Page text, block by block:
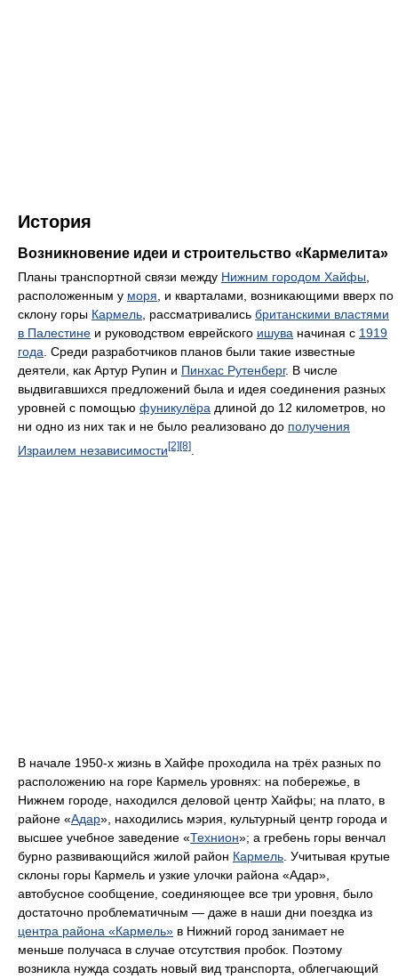
История
Возникновение идеи и строительство «Кармелита»
Планы транспортной связи между Нижним городом Хайфы,
расположенным у моря, и кварталами, возникающими вверх по
склону горы Кармель, рассматривались британскими властями
в Палестине и руководством еврейского ишува начиная с 1919
года. Среди разработчиков планов были такие известные
деятели, как Артур Рупин и Пинхас Рутенберг. В числе
выдвигавшихся предложений была и идея соединения разных
уровней с помощью фуникулёра длиной до 12 километров, но
ни одно из них так и не было реализовано до получения
Израилем независимости [2] [8]
В начале 1950-х жизнь в Хайфе проходила на трёх разных по
расположению на горе Кармель уровнях: на побережье, в
Нижнем городе, находился деловой центр Хайфы; на плато, в
районе «Адар», находились мэрия, культурный центр города и
высшее учебное заведение «Технион»; а гребень горы венчал
бурно развивающийся жилой район Кармель . Учитывая крутые
склоны горы Кармель и узкие улочки района «Адар»,
автобусное сообщение, соединяющее все три уровня, было
достаточно проблематичным — даже в наши дни поездка из
центра района «Кармель» в Нижний город занимает не
меньше получаса в случае отсутствия пробок. Поэтому
возникла нужда создать новый вид транспорта, облегчающий